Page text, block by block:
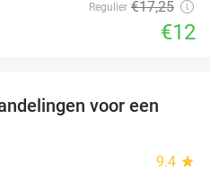
Regulier €17,25
€12
86%
voor een
9.4 star